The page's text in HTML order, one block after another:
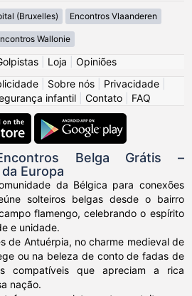
(Bruxelles) Encontros Vlaanderen
Wallonie
Loja
Opiniões
Sobre nós Privacidade
infantil Contato FAQ
Belga Grátis –
Europa
da Bélgica para conexões
solteiros belgas desde o bairro
flamengo, celebrando o espírito
e unidade.
de Antuérpia, no charme medieval de
ou na beleza de conto de fadas de
compatíveis que apreciam a rica
nação.